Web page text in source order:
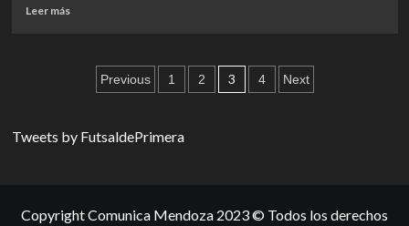
Leer másRead
DiegoPaginación
entradas
Previous 1 2 3 4 Next
Tweets by FutsaldePrimera
Copyright Comunica Mendoza 2023 © Todos los derechos